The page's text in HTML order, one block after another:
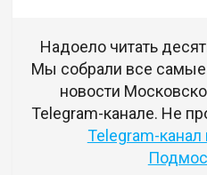
Надоело читать
Мы собрали все
новости
Telegram-канале. Не
Telegram-